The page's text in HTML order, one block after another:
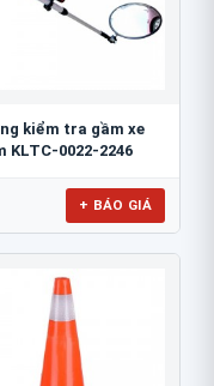
kiểm tra gầm xe
KLTC-0022-2246
+ BÁO GIÁ